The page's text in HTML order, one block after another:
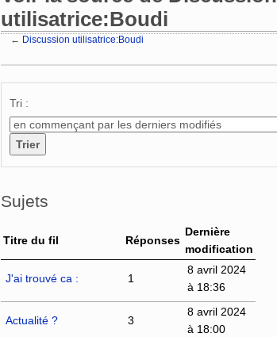
utilisatrice:Boudi
← Discussion utilisatrice:Boudi
Tri :
Sujets
Titre du fil Réponses
Dernière
modification
J'ai trouvé ca : 1
8 avril 2024
à 18:36
Actualité ? 3
8 avril 2024
à 18:00